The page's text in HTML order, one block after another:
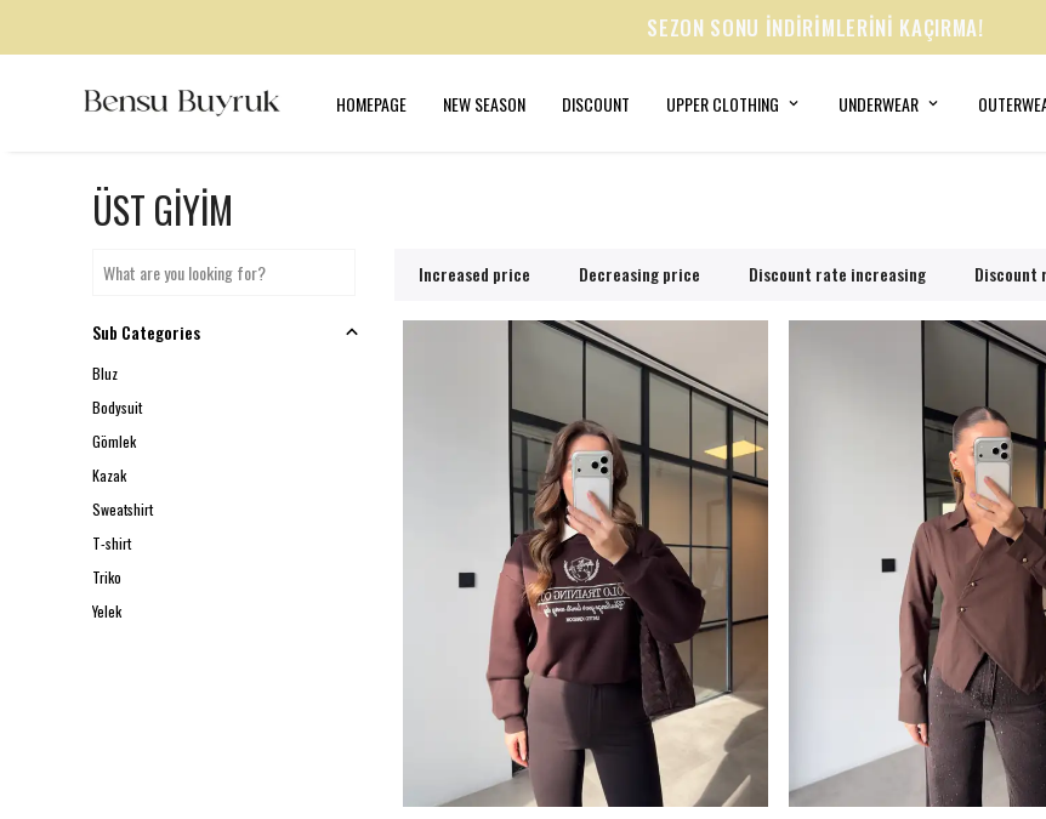
SUMMER COLLECTION
HOMEPAGE NEW SEASON DISCOUNT UPPER CLOTHING UNDERWEAR
ÜST GİYİM
Increased price Decreasing price Discount rate increasing Discount
Sub Categories
Bluz
Bodysuit
Gömlek
Kazak
Sweatshirt
T-shirt
Triko
Yelek